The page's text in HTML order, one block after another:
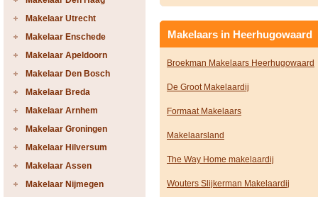
Makelaar Utrecht
Makelaar Enschede
Makelaar Apeldoorn
Makelaar Den Bosch
Makelaar Breda
Makelaar Arnhem
Makelaar Groningen
Makelaar Hilversum
Makelaar Assen
Makelaar Nijmegen
Makelaars in Heerhugowaard
Broekman Makelaars Heerhugowaard
De Groot Makelaardij
Formaat Makelaars
Makelaarsland
The Way Home makelaardij
Wouters Slijkerman Makelaardij